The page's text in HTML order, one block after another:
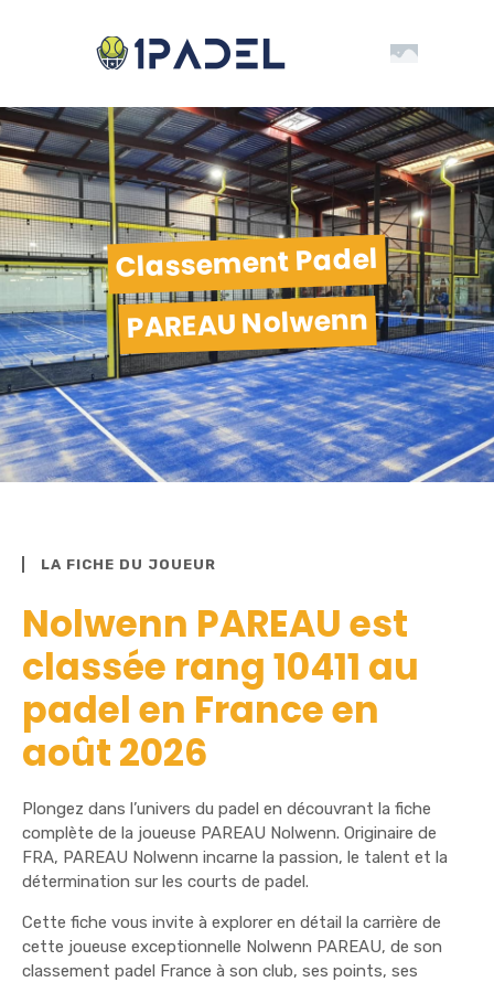
Classement Padel
PAREAU Nolwenn
LA FICHE DU JOUEUR
Nolwenn PAREAU est
classée rang 10411 au
padel en France en
août 2026
Plongez dans l’univers du padel en découvrant la fiche
complète de la joueuse PAREAU Nolwenn. Originaire de
FRA, PAREAU Nolwenn incarne la passion, le talent et la
détermination sur les courts de padel.
Cette fiche vous invite à explorer en détail la carrière de
cette joueuse exceptionnelle Nolwenn PAREAU, de son
classement padel France à son club, ses points, ses